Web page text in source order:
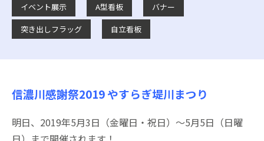
イベント展示 A型看板
バナー
突き出しフラッグ
自立看板
信濃川感謝祭2019 やすらぎ堤川まつり
明日、2019年5月3日（金曜日・祝日）～5月5日（日曜